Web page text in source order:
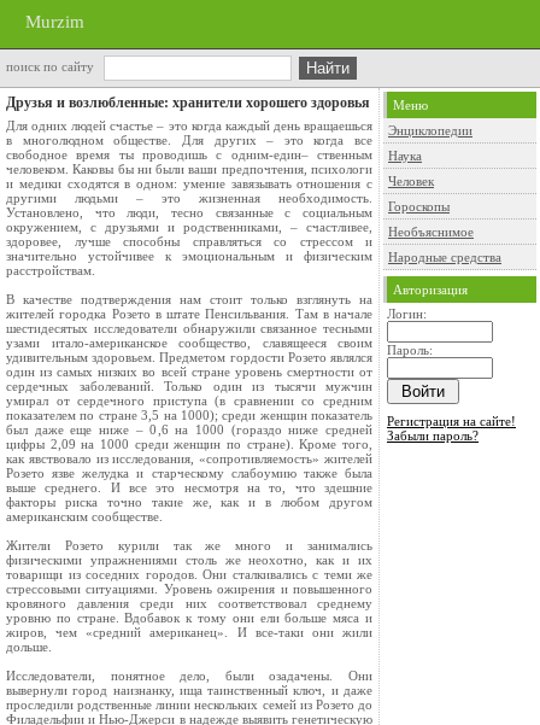
Murzim
поиск по сайту
Друзья и возлюбленные: хранители хорошего здоровья
Для одних людей счастье – это когда каждый день вращаешься
в многолюдном обществе. Для других – это когда все
свободное время ты проводишь с одним-един– ственным
человеком. Каковы бы ни были ваши предпочтения, психологи
и медики сходятся в одном: умение завязывать отношения с
другими людьми – это жизненная необходимость.
Установлено, что люди, тесно связанные с социальным
окружением, с друзьями и родственниками, – счастливее,
здоровее, лучше способны справляться со стрессом и
значительно устойчивее к эмоциональным и физическим
расстройствам.
В качестве подтверждения нам стоит только взглянуть на
жителей городка Розето в штате Пенсильвания. Там в начале
шестидесятых исследователи обнаружили связанное тесными
узами итало-американское сообщество, славящееся своим
удивительным здоровьем. Предметом гордости Розето являлся
один из самых низких во всей стране уровень смертности от
сердечных заболеваний. Только один из тысячи мужчин
умирал от сердечного приступа (в сравнении со средним
показателем по стране 3,5 на 1000); среди женщин показатель
был даже еще ниже – 0,6 на 1000 (гораздо ниже средней
цифры 2,09 на 1000 среди женщин по стране). Кроме того,
как явствовало из исследования, «сопротивляемость» жителей
Розето язве желудка и старческому слабоумию также была
выше среднего. И все это несмотря на то, что здешние
факторы риска точно такие же, как и в любом другом
американским сообществе.
Жители Розето курили так же много и занимались
физическими упражнениями столь же неохотно, как и их
товарищи из соседних городов. Они сталкивались с теми же
стрессовыми ситуациями. Уровень ожирения и повышенного
кровяного давления среди них соответствовал среднему
уровню по стране. Вдобавок к тому они ели больше мяса и
жиров, чем «средний американец». И все-таки они жили
дольше.
Исследователи, понятное дело, были озадачены. Они
вывернули город наизнанку, ища таинственный ключ, и даже
проследили родственные линии нескольких семей из Розето до
Филадельфии и Нью-Джерси в надежде выявить генетическую
Меню
Энциклопедии
Наука
Человек
Гороскопы
Необъяснимое
Народные средства
Авторизация
Логин:
Пароль:
Регистрация на сайте!
Забыли пароль?